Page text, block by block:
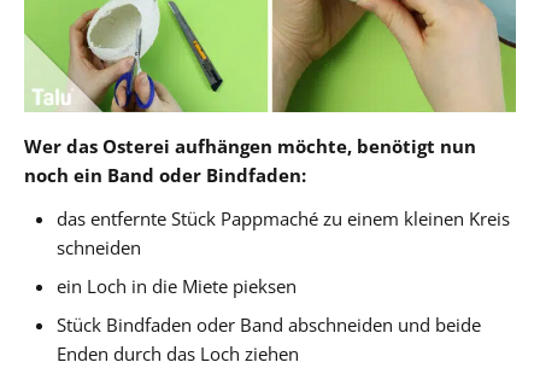
Wer das Osterei aufhängen möchte, benötigt nun
noch ein Band oder Bindfaden:
das entfernte Stück Pappmaché zu einem kleinen Kreis
schneiden
ein Loch in die Miete pieksen
Stück Bindfaden oder Band abschneiden und beide
Enden durch das Loch ziehen